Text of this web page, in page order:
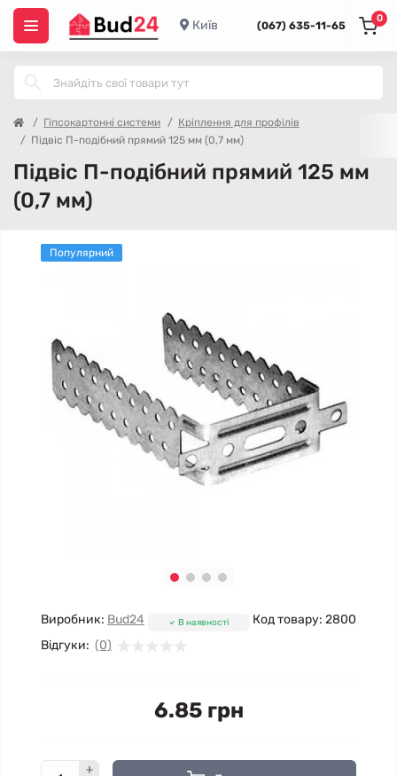
Київ (067) 635-11-65
0
Гіпсокартонні системи
Кріплення для профілів
Підвіс П-подібний прямий 125 мм (0,7 мм)
Підвіс П-подібний прямий 125 мм
(0,7 мм)
Популярний
Виробник: Bud24 Код товару: 2800
Відгуки: (0)
В наявності
6.85 грн